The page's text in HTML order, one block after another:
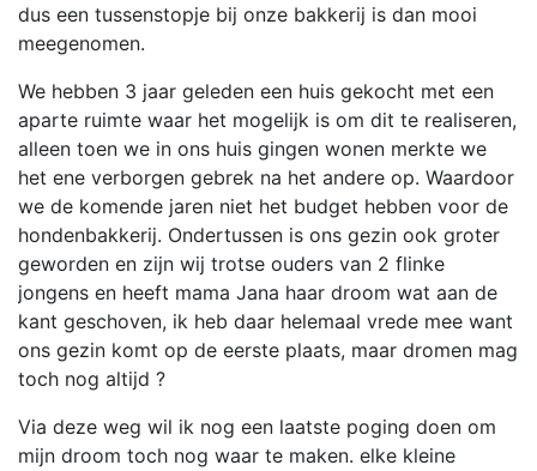
dus een tussenstopje bij onze bakkerij is dan mooi
meegenomen.
We hebben 3 jaar geleden een huis gekocht met een
aparte ruimte waar het mogelijk is om dit te realiseren,
alleen toen we in ons huis gingen wonen merkte we
het ene verborgen gebrek na het andere op. Waardoor
we de komende jaren niet het budget hebben voor de
hondenbakkerij. Ondertussen is ons gezin ook groter
geworden en zijn wij trotse ouders van 2 flinke
jongens en heeft mama Jana haar droom wat aan de
kant geschoven, ik heb daar helemaal vrede mee want
ons gezin komt op de eerste plaats, maar dromen mag
toch nog altijd ?
Via deze weg wil ik nog een laatste poging doen om
mijn droom toch nog waar te maken. elke kleine